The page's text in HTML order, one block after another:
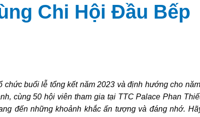
Chi Hội Đầu Bếp
buổi lễ tổng kết năm 2023 và định hướng cho
cùng 50 hội viên tham gia tại TTC Palace Phan
đến những khoảnh khắc ấn tượng và đáng nhớ.